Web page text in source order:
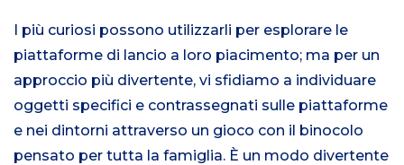
I più curiosi possono utilizzarli per esplorare le
piattaforme di lancio a loro piacimento; ma per un
approccio più divertente, vi sfidiamo a individuare
oggetti specifici e contrassegnati sulle piattaforme
e nei dintorni attraverso un gioco con il binocolo
pensato per tutta la famiglia. È un modo divertente